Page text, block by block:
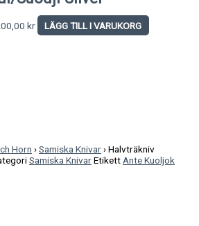
kr LÄGG TILL I VARUKORG
Horn ›Samiska Knivar›Halvträkniv
Samiska KnivarEtikett Ante Kuoljok